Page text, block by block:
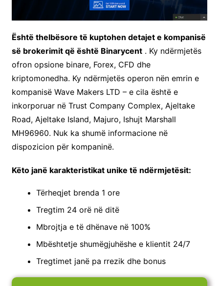
Është thelbësore të kuptohen detajet e kompanisë
së brokerimit që është Binarycent. Ky ndërmjetës
ofron opsione binare, Forex, CFD dhe
kriptomonedha. Ky ndërmjetës operon nën emrin e
kompanisë Wave Makers LTD – e cila është e
inkorporuar në Trust Company Complex, Ajeltake
Road, Ajeltake Island, Majuro, Ishujt Marshall
MH96960. Nuk ka shumë informacione në
dispozicion për kompaninë.
Këto janë karakteristikat unike të ndërmjetësit:
Tërheqjet brenda 1 ore
Tregtim 24 orë në ditë
Mbrojtja e të dhënave në 100%
Mbështetje shumëgjuhëshe e klientit 24/7
Tregtimet janë pa rrezik dhe bonus